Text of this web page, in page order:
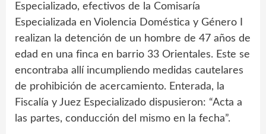
Especializado, efectivos de la Comisaría
Especializada en Violencia Doméstica y Género I
realizan la detención de un hombre de 47 años de
edad en una finca en barrio 33 Orientales. Este se
encontraba allí incumpliendo medidas cautelares
de prohibición de acercamiento. Enterada, la
Fiscalía y Juez Especializado dispusieron: “Acta a
las partes, conducción del mismo en la fecha”.